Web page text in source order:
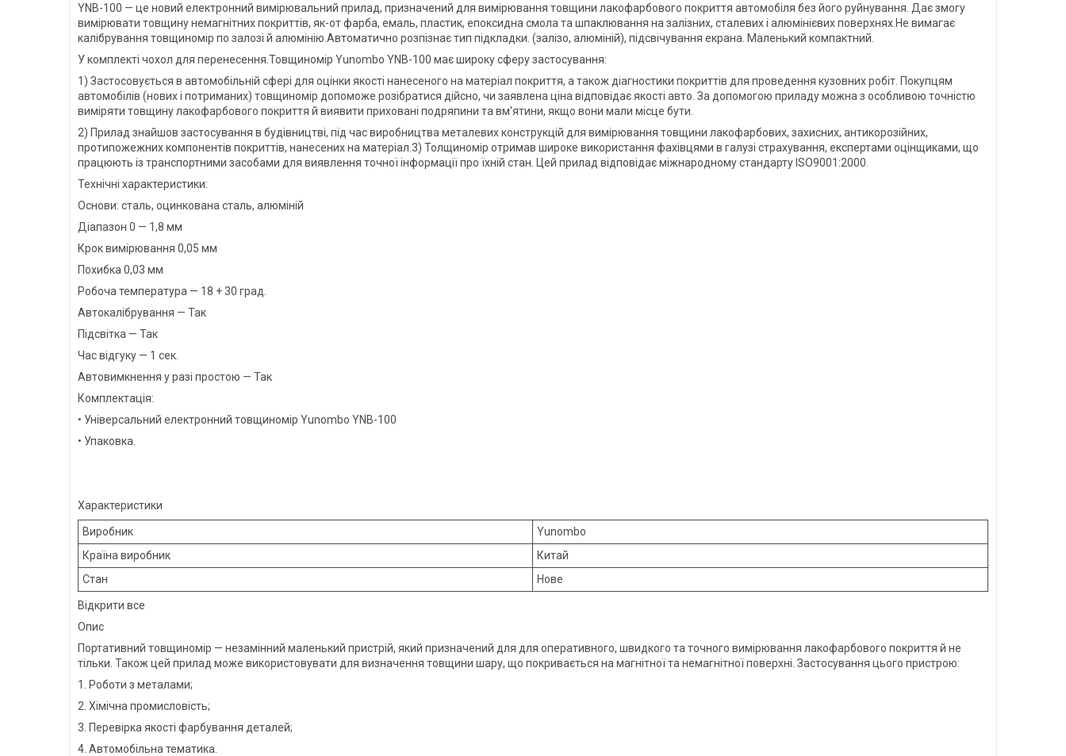
YNB-100 — це новий електронний вимірювальний прилад, призначений для вимірювання товщини лакофарбового покриття автомобіля без його руйнування. Дає змогу
вимірювати товщину немагнітних покриттів, як-от фарба, емаль, пластик, епоксидна смола та шпаклювання на залізних, сталевих і алюмінієвих поверхнях.Не вимагає
калібрування товщиномір по залозі й алюмінію.Автоматично розпізнає тип підкладки. (залізо, алюміній), підсвічування екрана. Маленький компактний.
У комплекті чохол для перенесення.Товщиномір Yunombo YNB-100 має широку сферу застосування:
1) Застосовується в автомобільній сфері для оцінки якості нанесеного на матеріал покриття, а також діагностики покриттів для проведення кузовних робіт. Покупцям
автомобілів (нових і потриманих) товщиномір допоможе розібратися дійсно, чи заявлена ціна відповідає якості авто. За допомогою приладу можна з особливою точністю
виміряти товщину лакофарбового покриття й виявити приховані подряпини та вм'ятини, якщо вони мали місце бути.
2) Прилад знайшов застосування в будівництві, під час виробництва металевих конструкцій для вимірювання товщини лакофарбових, захисних, антикорозійних,
протипожежних компонентів покриттів, нанесених на матеріал.3) Толщиномір отримав широке використання фахівцями в галузі страхування, експертами оцінщиками, що
працюють із транспортними засобами для виявлення точної інформації про їхній стан. Цей прилад відповідає міжнародному стандарту ISO9001:2000.
Технічні характеристики:
Основи: сталь, оцинкована сталь, алюміній
Діапазон 0 — 1,8 мм
Крок вимірювання 0,05 мм
Похибка 0,03 мм
Робоча температура — 18 + 30 град.
Автокалібрування — Так
Підсвітка — Так
Час відгуку — 1 сек.
Автовимкнення у разі простою — Так
Комплектація:
• Універсальний електронний товщиномір Yunombo YNB-100
• Упаковка.
Характеристики
Виробник
Yunombo
Країна виробник
Китай
Стан
Нове
Відкрити все
Опис
Портативний товщиномір — незамінний маленький пристрій, який призначений для для оперативного, швидкого та точного вимірювання лакофарбового покриття й не
тільки. Також цей прилад може використовувати для визначення товщини шару, що покривається на магнітної та немагнітної поверхні. Застосування цього пристрою:
1. Роботи з металами;
2. Хімічна промисловість;
3. Перевірка якості фарбування деталей;
4. Автомобільна тематика.